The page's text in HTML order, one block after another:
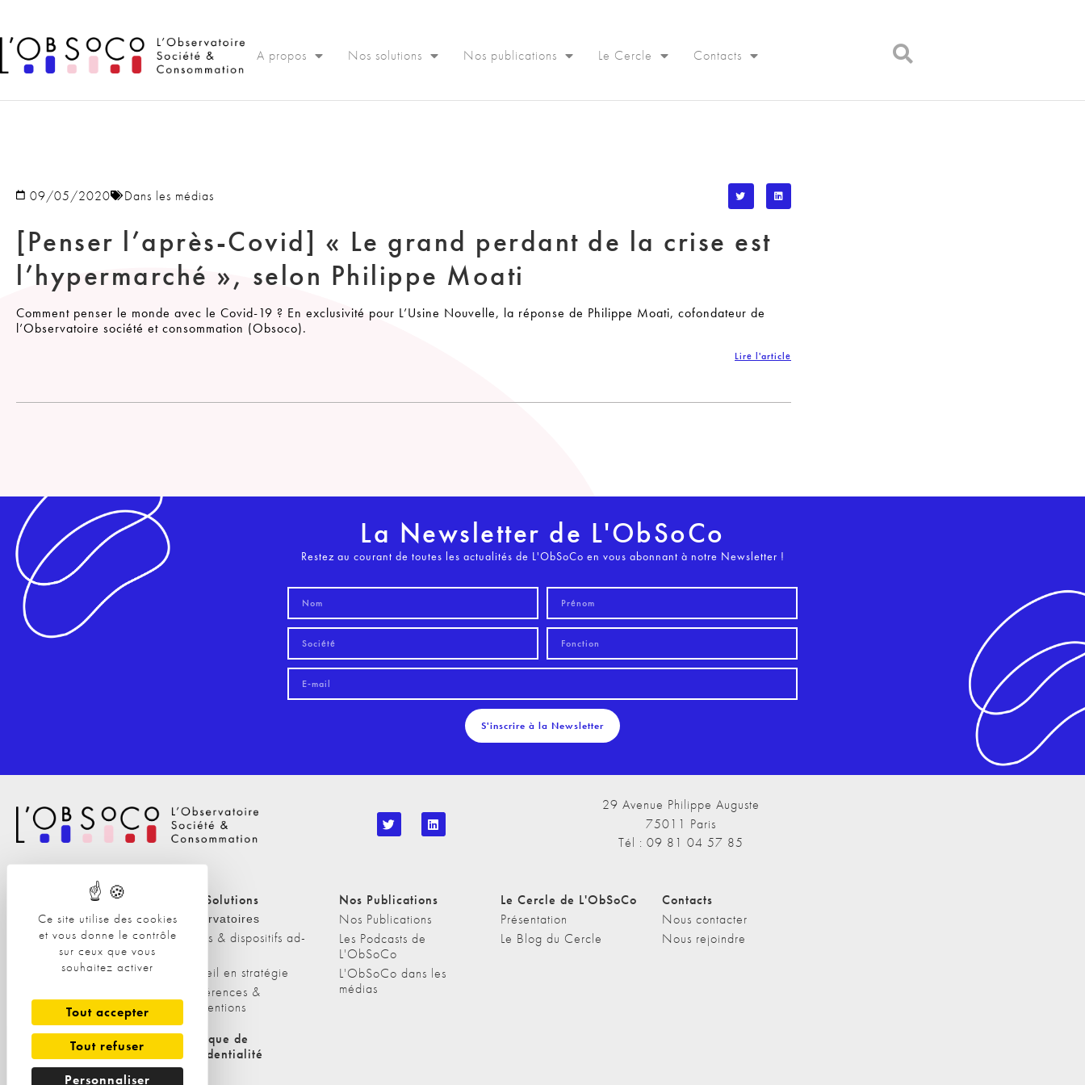
Ce site utilise des cookies
et vous donne le contrôle
sur ceux que vous
souhaitez activer
Tout accepter
Tout refuser
Personnaliser
A propos Nos solutions Nos publications Le Cercle Contacts
09/05/2020 Dans les médias
[Penser l’après-Covid] « Le grand perdant de la crise est
l’hypermarché », selon Philippe Moati
Comment penser le monde avec le Covid-19 ? En exclusivité pour L’Usine Nouvelle, la réponse de Philippe Moati, cofondateur de
l’Observatoire société et consommation (Obsoco).
Lire l'article
La Newsletter de L'ObSoCo
Restez au courant de toutes les actualités de L'ObSoCo en vous abonnant à notre Newsletter !
S'inscrire à la Newsletter
29 Avenue Philippe Auguste
75011 Paris
Tél : 09 81 04 57 85
Nos Solutions
A propos
L'équipe
Nos clients
Nos Solutions
Observatoires
Etudes & dispositifs ad-
Conseil en stratégie
Conférences &
interventions
Nos Publications
Nos Publications
Les Podcasts de
L'ObSoCo
L'ObSoCo dans les
médias
Le Cercle de L'ObSoCo
Présentation
Le Blog du Cercle
Contacts
Nous contacter
Nous rejoindre
Politique de cookies
Politique de
confidentialité